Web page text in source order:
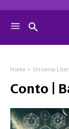
Home Universo
Conto |